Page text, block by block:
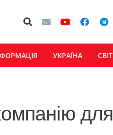
УКРАЇНА СВІТ
для